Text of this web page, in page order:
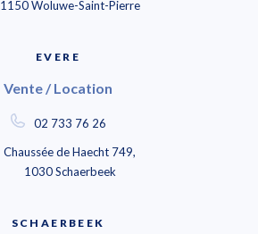
1150 Woluwe-Saint-Pierre
EVERE
Vente / Location
02 733 76 26
Chaussée de Haecht 749,
1030 Schaerbeek
SCHAERBEEK